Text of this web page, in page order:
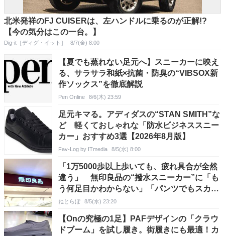
北米発祥のFJ CUISERは、左ハンドルに乗るのが正解!?
【今の気分はこの一台。】
Dig-it［ディグ・イット］ 8/7(金) 8:00
【夏でも蒸れない足元へ】スニーカーに映え
る、サラサラ和紙×抗菌・防臭の“VIBSOX新
作ソックス”を徹底解説
Pen Online 8/6(木) 23:59
足元キマる。アディダスの“STAN SMITH”な
ど 軽くておしゃれな「防水ビジネススニー
カー」おすすめ3選【2026年8月版】
Fav-Log by ITmedia 8/5(水) 8:00
「1万5000歩以上歩いても、疲れ具合が全然
違う」 無印良品の“撥水スニーカー”に「も
う何足目かわからない」「パンツでもスカー
トでも合う」の声
ねとらぼ 8/5(水) 23:20
【Onの究極の1足】PAFデザインの「クラウ
ドブーム」を試し履き。街履きにも最適！カ